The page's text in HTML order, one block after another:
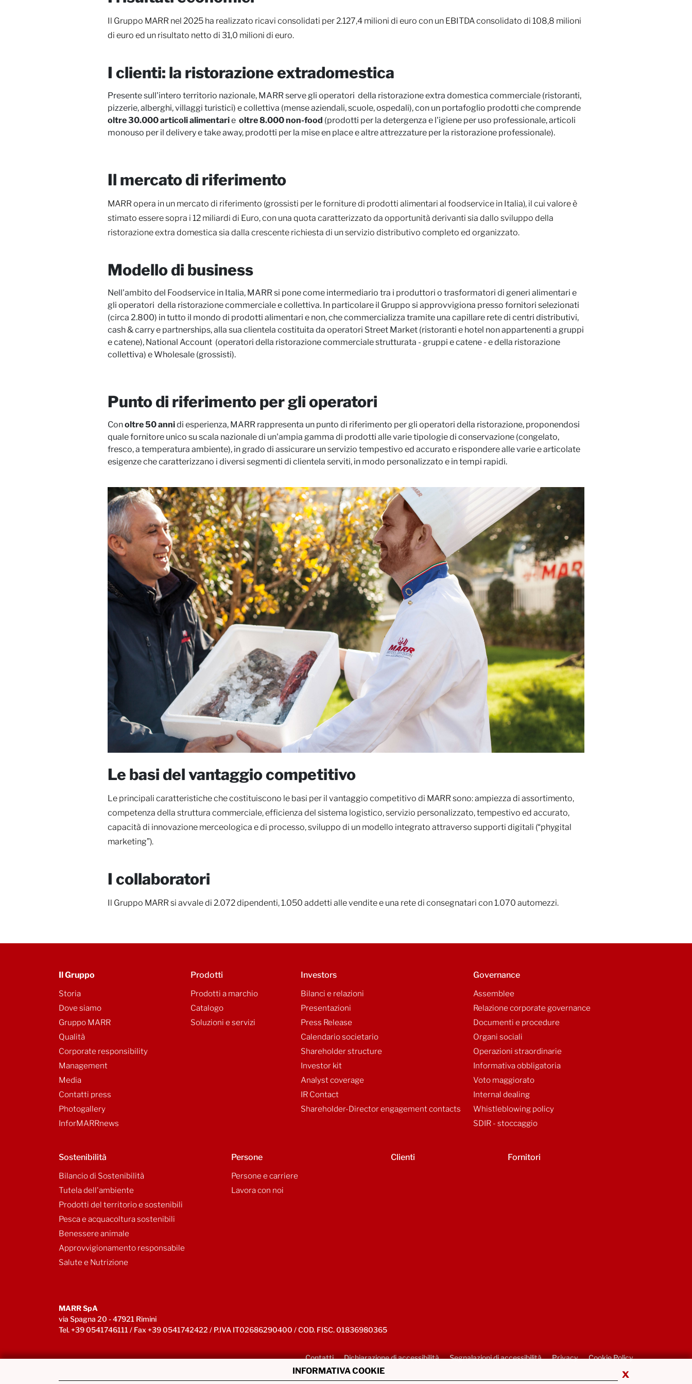
x
INFORMATIVA COOKIE
Il Gruppo MARR nel 2025 ha realizzato ricavi consolidati per 2.127,4 milioni di euro con un EBITDA consolidato di 108,8 milioni
di euro ed un risultato netto di 31,0 milioni di euro.
I clienti: la ristorazione extradomestica
Presente sull'intero territorio nazionale, MARR serve gli operatori della ristorazione extra domestica commerciale (ristoranti,
pizzerie, alberghi, villaggi turistici) e collettiva (mense aziendali, scuole, ospedali), con un portafoglio prodotti che comprende
oltre 30.000 articoli alimentarie oltre8.000 non-food (prodotti per la detergenza e l'igiene per uso professionale, articoli
monouso per il delivery e take away, prodotti per la mise en place e altre attrezzature per la ristorazione professionale).
Il mercato di riferimento
MARR opera in un mercato di riferimento (grossisti per le forniture di prodotti alimentari al foodservice in Italia), il cui valore è
stimato essere sopra i 12 miliardi di Euro, con una quota caratterizzato da opportunità derivanti sia dallo sviluppo della
ristorazione extra domestica sia dalla crescente richiesta di un servizio distributivo completo ed organizzato.
Modello di business
Nell'ambito del Foodservice in Italia, MARR si pone come intermediario tra i produttori o trasformatori di generi alimentari e
gli operatori della ristorazione commerciale e collettiva. In particolare il Gruppo si approvvigiona presso fornitori selezionati
(circa 2.800) in tutto il mondo di prodotti alimentari e non, che commercializza tramite una capillare rete di centri distributivi,
cash & carry e partnerships, alla sua clientela costituita da operatori Street Market (ristoranti e hotel non appartenenti a gruppi
e catene), National Account (operatori della ristorazione commerciale strutturata - gruppi e catene - e della ristorazione
collettiva) eWholesale (grossisti).
Punto di riferimento per gli operatori
Conoltre50 annidi esperienza, MARR rappresenta un punto di riferimento per gli operatori della ristorazione, proponendosi
quale fornitore unico su scala nazionale di un'ampia gamma di prodotti alle varie tipologie di conservazione (congelato,
fresco, a temperatura ambiente), in grado di assicurare un servizio tempestivo ed accurato e rispondere alle varie e articolate
esigenze che caratterizzano i diversi segmenti di clientela serviti, in modo personalizzato e in tempi rapidi.
Le basi del vantaggio competitivo
Le principali caratteristiche che costituiscono le basi per il vantaggio competitivo di MARR sono: ampiezza di assortimento,
competenza della struttura commerciale, efficienza del sistema logistico, servizio personalizzato, tempestivo ed accurato,
capacità di innovazione merceologica e di processo, sviluppo di un modello integrato attraverso supporti digitali (“phygital
marketing”).
I collaboratori
Il Gruppo MARR si avvale di 2.072 dipendenti, 1.050 addetti alle vendite e una rete di consegnatari con 1.070 automezzi.
Il Gruppo
Storia
Dove siamo
Gruppo MARR
Qualità
Corporate responsibility
Management
Media
Contatti press
Photogallery
InforMARRnews
Prodotti
Prodotti a marchio
Catalogo
Soluzioni e servizi
Investors
Bilanci e relazioni
Presentazioni
Press Release
Calendario societario
Shareholder structure
Investor kit
Analyst coverage
IR Contact
Shareholder-Director engagement contacts
Governance
Assemblee
Relazione corporate governance
Documenti e procedure
Organi sociali
Operazioni straordinarie
Informativa obbligatoria
Voto maggiorato
Internal dealing
Whistleblowing policy
SDIR - stoccaggio
Sostenibilità
Bilancio di Sostenibilità
Tutela dell'ambiente
Prodotti del territorio e sostenibili
Pesca e acquacoltura sostenibili
Benessere animale
Approvvigionamento responsabile
Salute e Nutrizione
Persone
Persone e carriere
Lavora con noi
Clienti Fornitori
MARR SpA
via Spagna 20 - 47921 Rimini
Tel. +39 0541746111 / Fax +39 0541742422 / P.IVA IT02686290400 / COD. FISC. 01836980365
Contatti Dichiarazione di accessibilità Segnalazioni di accessibilità Privacy Cookie Policy